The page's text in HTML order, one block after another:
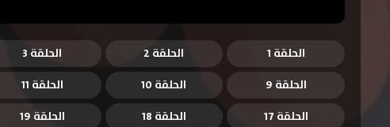
الحلقة 1 الحلقة 2 الحلقة 3
الحلقة 9
الحلقة 10 الحلقة 11
الحلقة 17
الحلقة 18 الحلقة 19